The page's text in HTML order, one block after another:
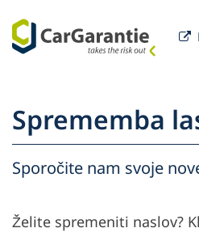
Partner
Lastnik
Servis in
Partner
Sprememba
Sporočite nam svoje
Želite spremeniti naslov?